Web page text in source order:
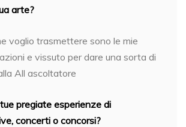
arte?
voglio trasmettere sono le mie
e vissuto per dare una sorta di
All ascoltatore
pregiate esperienze di
concerti o concorsi?